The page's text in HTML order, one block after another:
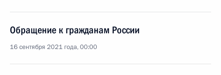
Обращение к гражданам России
16 сентября 2021 года, 00:00